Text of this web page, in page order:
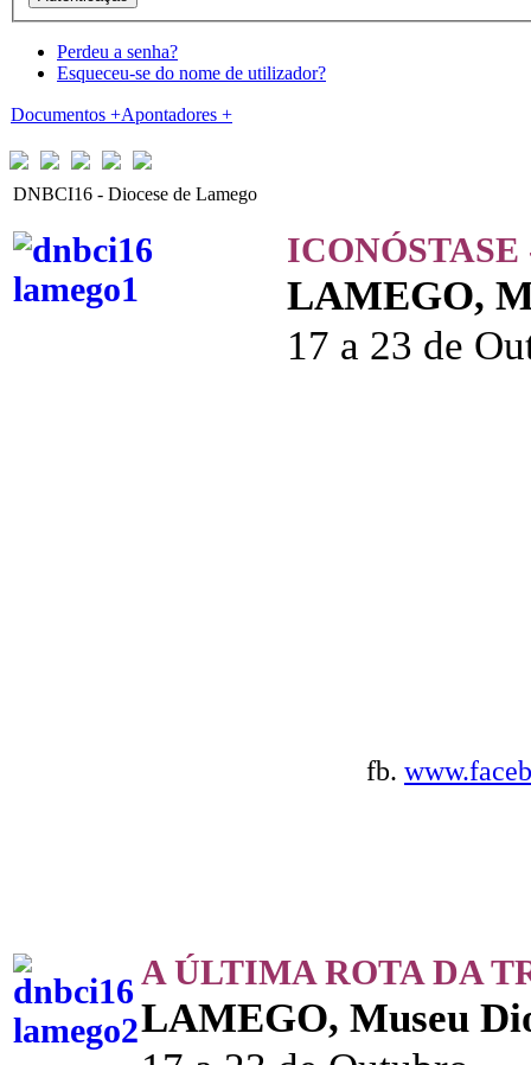
Perdeu a senha?
Esqueceu-se do nome de utilizador?
Documentos +Apontadores +
DNBCI16 - Diocese de Lamego
LAMEGO,
17 a 23 de
fb.
A ÚLTIMA ROTA DA
LAMEGO, Museu